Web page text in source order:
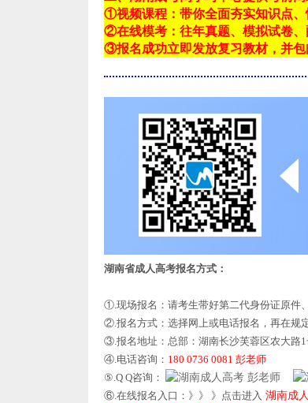
①视频课程：带你全面夯实知识点、
②在线模考：往年真题、模拟试卷、
③报名成功立即发放复习教材，并包
湖南省成人高考报名方式：
①.现场报名：请考生带好第二代身份证原件
②.报名方式：选择网上或电话报名，再在规
③.报名地址：总部：湖南长沙芙蓉区农大路
④.电话咨询： 180 0736 0081 彭老师
⑤.Q Q咨询：
彭老师
⑥.在线报名入口：》》 》点击进入 湖南成